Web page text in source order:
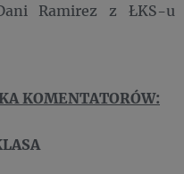
Ramirez z ŁKS-u
KOMENTATORÓW: